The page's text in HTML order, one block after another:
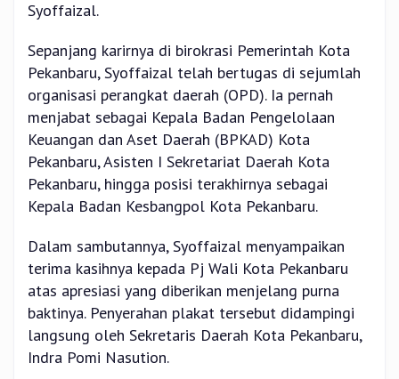
Syoffaizal.
Sepanjang karirnya di birokrasi Pemerintah Kota
Pekanbaru, Syoffaizal telah bertugas di sejumlah
organisasi perangkat daerah (OPD). Ia pernah
menjabat sebagai Kepala Badan Pengelolaan
Keuangan dan Aset Daerah (BPKAD) Kota
Pekanbaru, Asisten I Sekretariat Daerah Kota
Pekanbaru, hingga posisi terakhirnya sebagai
Kepala Badan Kesbangpol Kota Pekanbaru.
Dalam sambutannya, Syoffaizal menyampaikan
terima kasihnya kepada Pj Wali Kota Pekanbaru
atas apresiasi yang diberikan menjelang purna
baktinya. Penyerahan plakat tersebut didampingi
langsung oleh Sekretaris Daerah Kota Pekanbaru,
Indra Pomi Nasution.